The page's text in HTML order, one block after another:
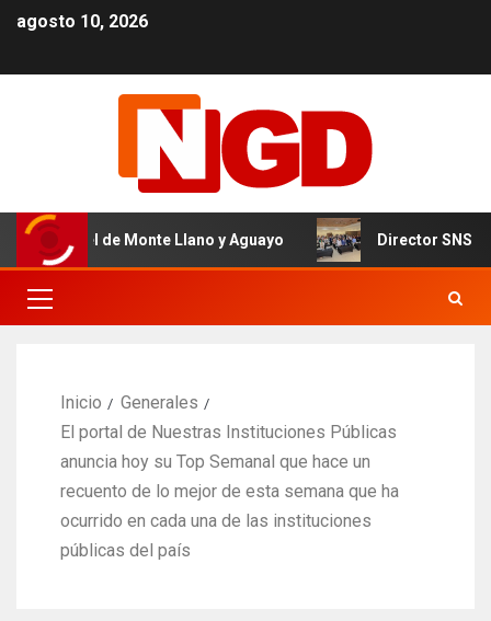
agosto 10, 2026
Nivel de Monte Llano y Aguayo Director SNS
Inicio
Generales
El portal de Nuestras Instituciones Públicas
anuncia hoy su Top Semanal que hace un
recuento de lo mejor de esta semana que ha
ocurrido en cada una de las instituciones
públicas del país